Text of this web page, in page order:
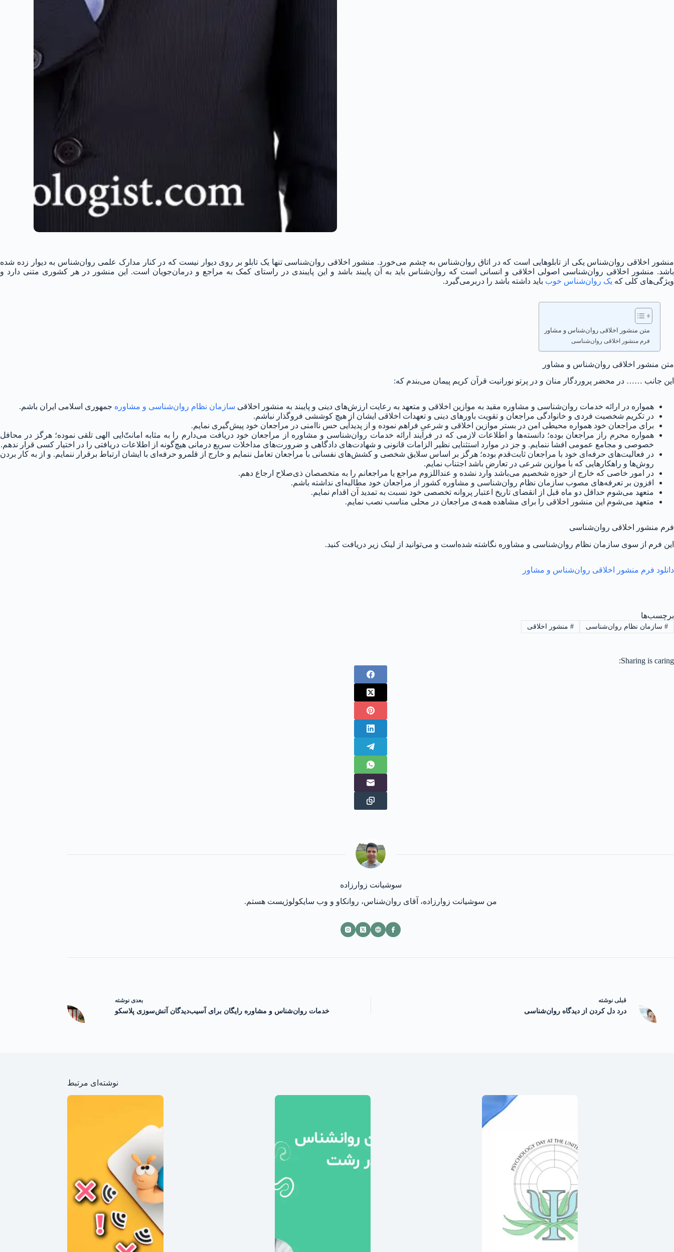
منشور اخلاقی روان‌شناس یکی از تابلوهایی است که در اتاق روان‌شناس به چشم می‌خورد. منشور اخلاقی روان‌شناسی تنها یک تابلو بر روی دیوار نیست که در کنار مدارک علمی روان‌شناس به دیوار زده شده
باشد. منشور اخلاقی روان‌شناسی اصولی اخلاقی و انسانی است که روان‌شناس باید به آن پایبند باشد و این پایبندی در راستای کمک به مراجع و درمان‌جویان است. این منشور در هر کشوری متنی دارد و
ویژگی‌های کلی که یک روان‌شناس خوب باید داشته باشد را دربرمی‌گیرد.
متن منشور اخلاقی روان‌شناس و مشاور
فرم منشور اخلاقی روان‌شناسی
متن منشور اخلاقی روان‌شناس و مشاور
این جانب …… در محضر پروردگار منان و در پرتو نورانیت قرآن کریم پیمان می‌بندم که:
همواره در ارائه خدمات روان‌شناسی و مشاوره مقید به موازین اخلاقی و متعهد به رعایت ارزش‌های دینی و پایبند به منشور اخلاقی سازمان نظام روان‌شناسی و مشاوره جمهوری اسلامی ایران باشم.
در تکریم شخصیت فردی و خانوادگی مراجعان و تقویت باورهای دینی و تعهدات اخلاقی ایشان از هیچ کوششی فروگذار نباشم.
برای مراجعان خود همواره محیطی امن در بستر موازین اخلاقی و شرعی فراهم نموده و از پدیدآیی حس ناامنی در مراجعان خود پیش‌گیری نمایم.
همواره محرم راز مراجعان بوده؛ دانسته‌ها و اطلاعات لازمی که در فرآیند ارائه خدمات روان‌شناسی و مشاوره از مراجعان خود دریافت می‌دارم را به مثابه امانت‌ّایی الهی تلقی نموده؛ هرگز در محافل
خصوصی و مجامع عمومی افشا ننمایم. و جز در موارد استثنایی نظیر الزامات قانونی و شهادت‌های دادگاهی و ضرورت‌های مداخلات سریع درمانی هیچ‌گونه از اطلاعات دریافتی را در اختیار کسی قرار ندهم.
در فعالیت‌های حرفه‌ای خود با مراجعان ثابت‌قدم بوده؛ هرگز بر اساس سلایق شخصی و کشش‌های نفسانی با مراجعان تعامل ننمایم و خارج از قلمرو حرفه‌ای با ایشان ارتباط برقرار ننمایم. و از به کار بردن
روش‌ها و راهکارهایی که با موازین شرعی در تعارض باشد اجتناب نمایم.
در امور خاصی که خارج از حوزه شخصیم می‌باشد وارد نشده و عنداللزوم مراجع یا مراجعانم را به متخصصان ذی‌صلاح ارجاع دهم.
افزون بر تعرفه‌های مصوب سازمان نظام روان‌شناسی و مشاوره کشور از مراجعان خود مطالبه‌ای نداشته باشم.
متعهد می‌شوم حداقل دو ماه قبل از انقضای تاریخ اعتبار پروانه تخصصی‌ خود نسبت به تمدید آن اقدام نمایم.
متعهد می‌شوم این منشور اخلاقی را برای مشاهده همه‌ی مراجعان در محلی مناسب نصب نمایم.
فرم منشور اخلاقی روان‌شناسی
این فرم از سوی سازمان نظام روان‌شناسی و مشاوره نگاشته شده‌است و می‌توانید از لینک زیر دریافت کنید.
دانلود فرم منشور اخلاقی روان‌شناس و مشاور
برچسب‌ها
#سازمان نظام روان‌شناسی #منشور اخلاقی
Sharing is caring:
سوشیانت زوارزاده
من سوشیانت زوارزاده، آقای روان‌شناس، روانکاو و وب سایکولوژیست هستم.
قبلی نوشته
درد دل کردن از دیدگاه روان‌شناسی
بعدی نوشته
خدمات روان‌شناس و مشاوره رایگان برای آسیب‌دیدگان آتش‌سوزی پلاسکو
نوشته‌ای مرتبط